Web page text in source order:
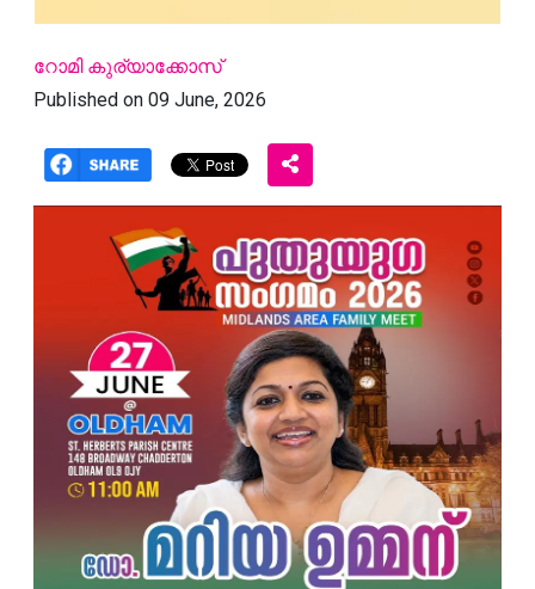
റോമി കുര്യാക്കോസ്
Published on 09 June, 2026